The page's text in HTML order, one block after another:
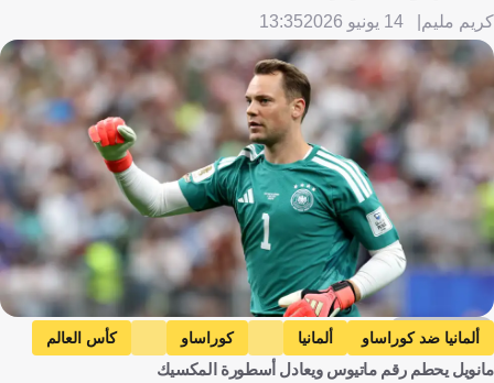
كريم مليم 14 يونيو 2026 13:35
Getty Images
ألمانيا ضد كوراساو ألمانيا كوراساو
كأس العالم
مانويل نوير
ألمانيا كوراساو الولايات المتحدة
مانويل يحطم رقم ماتيوس ويعادل أسطورة المكسيك